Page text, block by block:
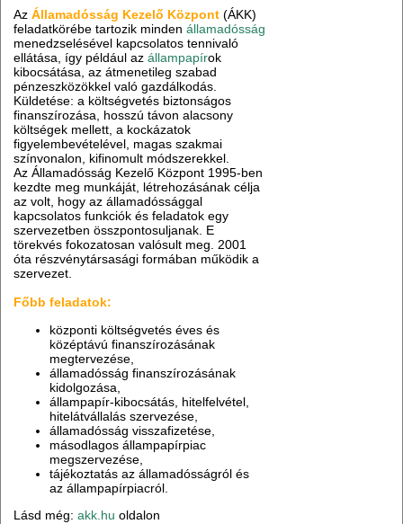
AzÁllamadósság Kezelő Központ (ÁKK)
feladatkörébe tartozik mindenállamadósság
menedzselésével kapcsolatos tennivaló
ellátása, így például azállampapírok
kibocsátása, az átmenetileg szabad
pénzeszközökkel való gazdálkodás.
Küldetése: a költségvetés biztonságos
finanszírozása, hosszú távon alacsony
költségek mellett, a kockázatok
figyelembevételével, magas szakmai
színvonalon, kifinomult módszerekkel.
Az Államadósság Kezelő Központ 1995-ben
kezdte meg munkáját, létrehozásának célja
az volt, hogy az államadóssággal
kapcsolatos funkciók és feladatok egy
szervezetben összpontosuljanak. E
törekvés fokozatosan valósult meg. 2001
óta részvénytársasági formában működik a
szervezet.
Főbb feladatok:
központi költségvetés éves és
középtávú finanszírozásának
megtervezése,
államadósság finanszírozásának
kidolgozása,
állampapír-kibocsátás, hitelfelvétel,
hitelátvállalás szervezése,
államadósság visszafizetése,
másodlagos állampapírpiac
megszervezése,
tájékoztatás az államadósságról és
az állampapírpiacról.
Lásd még:akk.hu oldalon